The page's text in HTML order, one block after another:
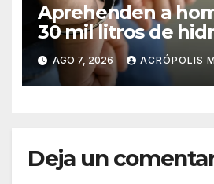
Aprehenden a
30 mil litros de
AGO 7, 2026 ACRÓPOLIS
Deja un